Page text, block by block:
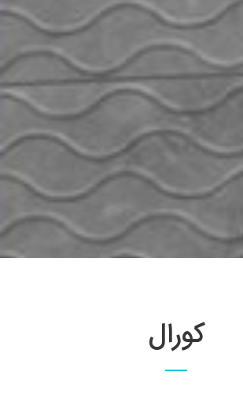
کورال